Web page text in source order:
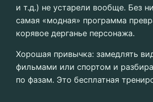
и т.д.) не устарели вообще. Без
самая «модная» программа
корявое дерганье персонажа.
Хорошая привычка: замедлять
фильмами или спортом и
по фазам. Это бесплатная